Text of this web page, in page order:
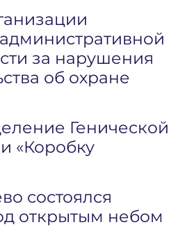
за нарушения
об охране
Генической
«Коробку
состоялся
открытым небом